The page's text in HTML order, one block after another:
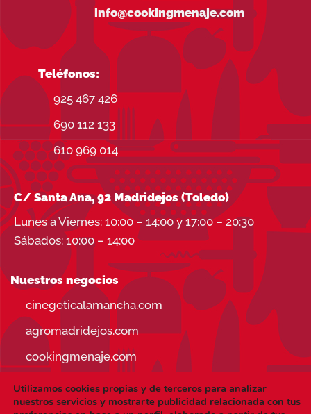
info@cookingmenaje.com
Teléfonos:
925 467 426
690 112 133
610 969 014
C/ Santa Ana, 92 Madridejos (Toledo)
Lunes a Viernes: 10:00 – 14:00 y 17:00 – 20:30
Sábados: 10:00 – 14:00
Nuestros negocios
cinegeticalamancha.com
agromadridejos.com
cookingmenaje.com
Utilizamos cookies propias y de terceros para analizar
nuestros servicios y mostrarte publicidad relacionada con tus